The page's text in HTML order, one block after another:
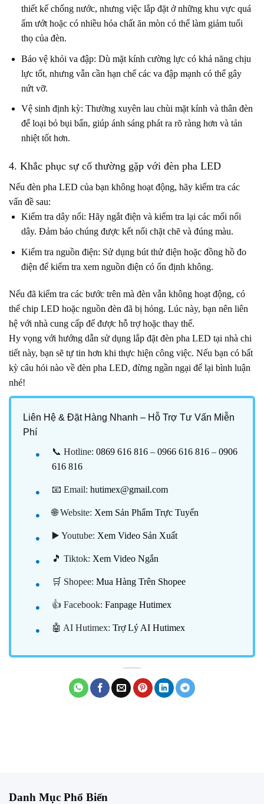
thiết kế chống nước, nhưng việc lắp đặt ở những khu vực quá
ẩm ướt hoặc có nhiều hóa chất ăn mòn có thể làm giảm tuổi
thọ của đèn.
Bảo vệ khỏi va đập: Dù mặt kính cường lực có khả năng chịu
lực tốt, nhưng vẫn cần hạn chế các va đập mạnh có thể gây
nứt vỡ.
Vệ sinh định kỳ: Thường xuyên lau chùi mặt kính và thân đèn
để loại bỏ bụi bẩn, giúp ánh sáng phát ra rõ ràng hơn và tản
nhiệt tốt hơn.
4. Khắc phục sự cố thường gặp với đèn pha LED
Nếu đèn pha LED của bạn không hoạt động, hãy kiểm tra các
vấn đề sau:
Kiểm tra dây nối: Hãy ngắt điện và kiểm tra lại các mối nối
dây. Đảm bảo chúng được kết nối chặt chẽ và đúng màu.
Kiểm tra nguồn điện: Sử dụng bút thử điện hoặc đồng hồ đo
điện để kiểm tra xem nguồn điện có ổn định không.
Nếu đã kiểm tra các bước trên mà đèn vẫn không hoạt động, có
thể chip LED hoặc nguồn đèn đã bị hỏng. Lúc này, bạn nên liên
hệ với nhà cung cấp để được hỗ trợ hoặc thay thế.
Hy vọng với hướng dẫn sử dụng lắp đặt đèn pha LED tại nhà chi
tiết này, bạn sẽ tự tin hơn khi thực hiện công việc. Nếu bạn có bất
kỳ câu hỏi nào về đèn pha LED, đừng ngần ngại để lại bình luận
nhé!
Liên Hệ & Đặt Hàng Nhanh – Hỗ Trợ Tư Vấn Miễn
Phí
📞 Hotline: 0869 616 816– 0966 616 816– 0906
616 816
📧 Email: hutimex@gmail.com
🌐 Website: Xem Sản Phẩm Trực Tuyến
▶️ Youtube: Xem Video Sản Xuất
🎵 Tiktok: Xem Video Ngắn
🛒 Shopee: Mua Hàng Trên Shopee
👍 Facebook: Fanpage Hutimex
🤖 AI Hutimex: Trợ Lý AI Hutimex
Danh Mục Phổ Biến